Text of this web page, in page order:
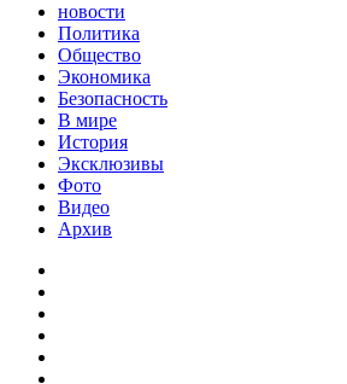
новости
Политика
Общество
Экономика
Безопасность
В мире
История
Эксклюзивы
Фото
Видео
Архив